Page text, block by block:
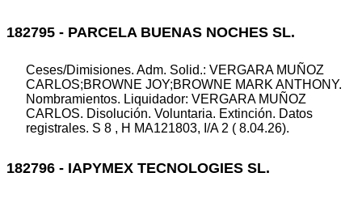
182795 - PARCELA BUENAS NOCHES SL.
Ceses/Dimisiones. Adm. Solid.: VERGARA MUÑOZ
CARLOS;BROWNE JOY;BROWNE MARK ANTHONY.
Nombramientos. Liquidador: VERGARA MUÑOZ
CARLOS. Disolución. Voluntaria. Extinción. Datos
registrales. S 8 , H MA121803, I/A 2 ( 8.04.26).
182796 - IAPYMEX TECNOLOGIES SL.